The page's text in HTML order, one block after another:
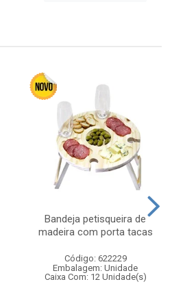
Bandeja petisqueira de
madeira com porta tacas
Código: 622229
Embalagem: Unidade
Caixa Com: 12 Unidade(s)